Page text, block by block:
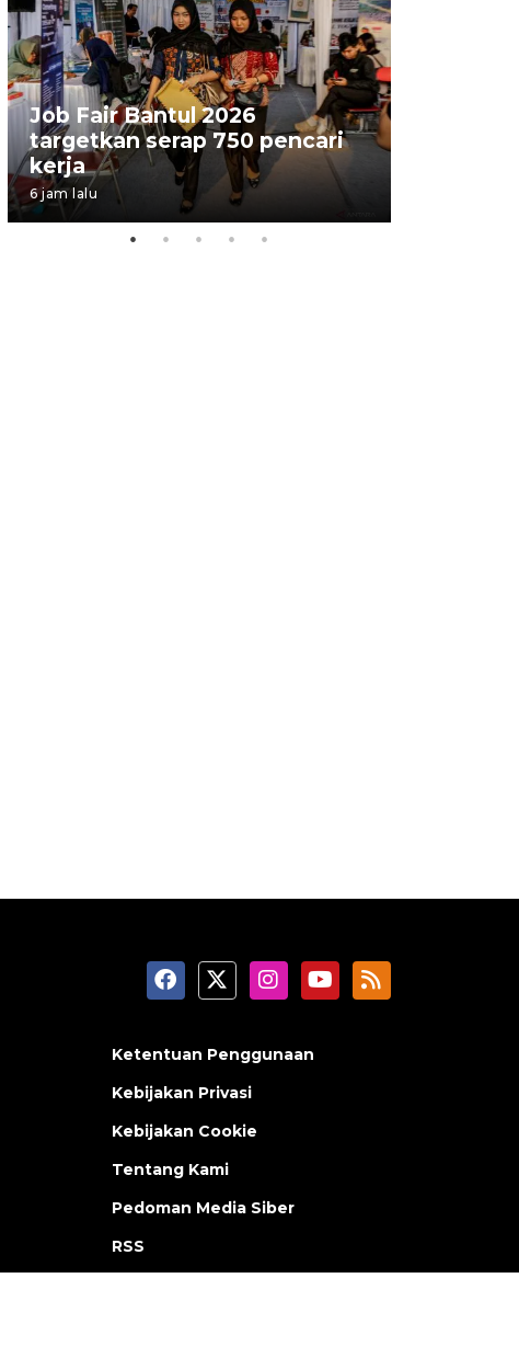
Job Fair Bantul 2026
targetkan serap 750 pencari
kerja
6 jam lalu
Ketentuan Penggunaan
Kebijakan Privasi
Kebijakan Cookie
Tentang Kami
Pedoman Media Siber
RSS